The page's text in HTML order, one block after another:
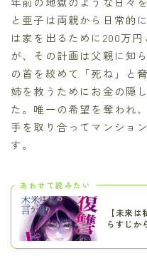
と亜子は両親から日常的
は家を出るために200万
が、その計画は父親に知
の首を絞めて「死ね」と
姉を救うためにお金の隠
た。唯一の希望を奪われ
手を取り合ってマンショ
す。
あわせて読みたい
【未来
らすじか